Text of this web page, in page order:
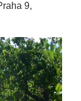
9,